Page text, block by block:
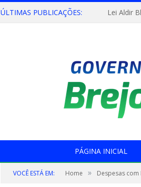
ÚLTIMAS PUBLICAÇÕES: Lei Aldir
PÁGINA INICIAL
VOCÊ ESTÁ EM: Home » Despesas com